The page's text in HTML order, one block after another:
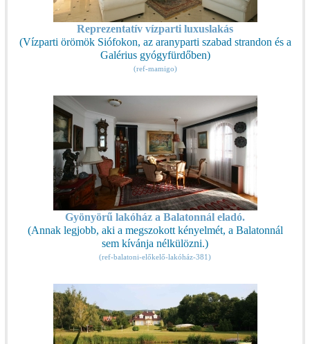
Reprezentatív vízparti luxuslakás
(Vízparti örömök Siófokon, az aranyparti szabad strandon és a
Galérius gyógyfürdőben)
(ref-mamigo)
Gyönyörű lakóház a Balatonnál eladó.
(Annak legjobb, aki a megszokott kényelmét, a Balatonnál
sem kívánja nélkülözni.)
(ref-balatoni-előkelő-lakóház-381)